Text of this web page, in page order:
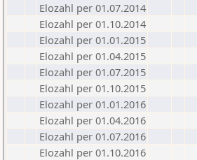
Elozahl per 01.07.2014
Elozahl per 01.10.2014
Elozahl per 01.01.2015
Elozahl per 01.04.2015
Elozahl per 01.07.2015
Elozahl per 01.10.2015
Elozahl per 01.01.2016
Elozahl per 01.04.2016
Elozahl per 01.07.2016
Elozahl per 01.10.2016